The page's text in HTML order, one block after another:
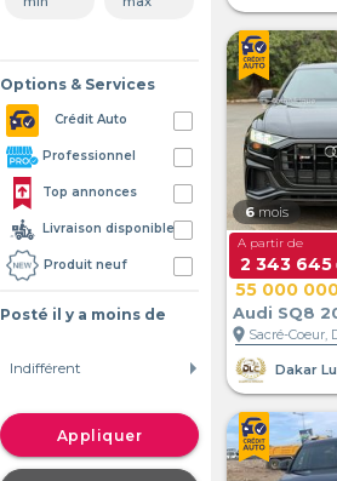
Options & Services
Crédit Auto
Professionnel
Top annonces
Livraison disponible
Produit neuf
Posté il y a moins de
Appliquer
6 mois
A partir de
2 343 645
55 000
Audi SQ8
location_on Sacré-Coeur,